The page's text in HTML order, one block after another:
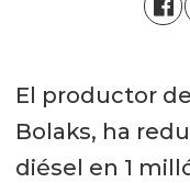
El productor
Bolaks, ha
diésel en 1